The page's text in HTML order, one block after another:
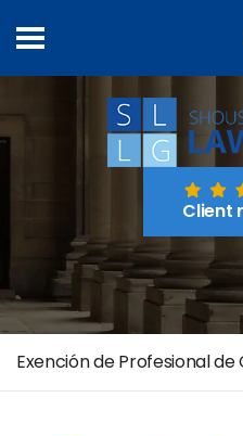
Client
Exención de Profesional